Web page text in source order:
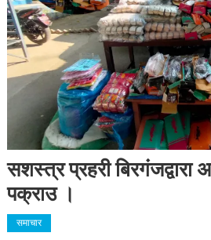
सशस्त्र प्रहरी बिरगंजद्वारा
पक्राउ ।
समाचार